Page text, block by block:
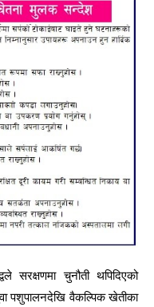
सरक्षणमा चुनौती थपिदिएको
पशुपालनदेखि वैकल्पिक खेतीका